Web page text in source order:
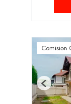
Comision
Previous